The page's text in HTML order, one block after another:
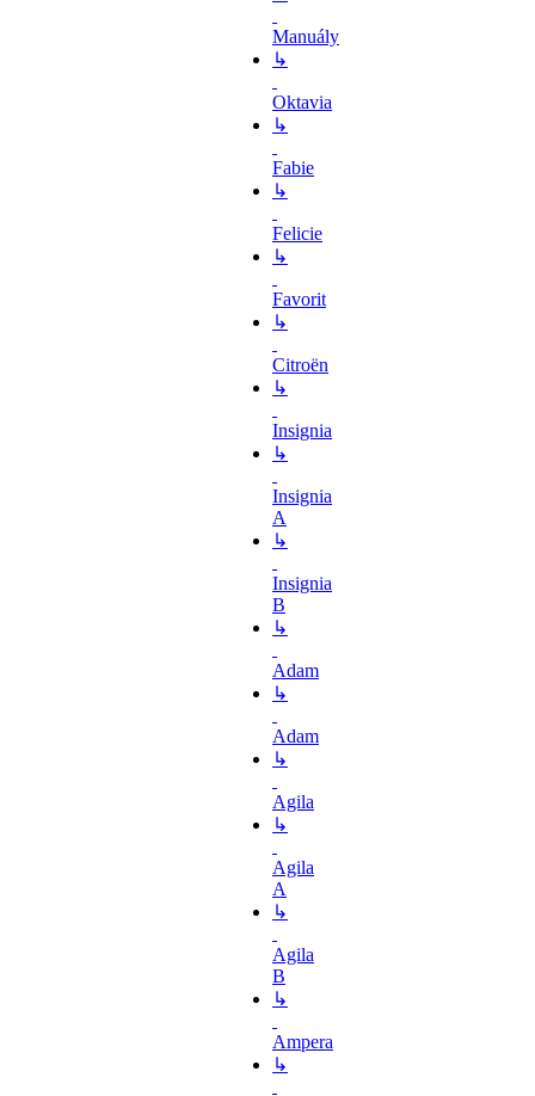
Manuály
↳
Oktavia
↳
Fabie
↳
Felicie
↳
Favorit
↳
Citroën
↳
Insignia
↳
Insignia
A
↳
Insignia
B
↳
Adam
↳
Adam
↳
Agila
↳
Agila
A
↳
Agila
B
↳
Ampera
↳